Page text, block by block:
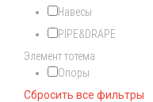
Навесы
PIPE&DRAPE
Элемент тотема
Опоры
Сбросить все фильтры